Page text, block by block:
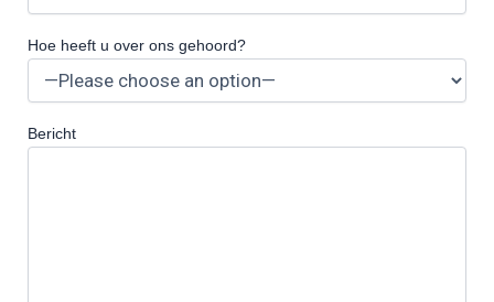
Hoe heeft u over ons gehoord?
Bericht